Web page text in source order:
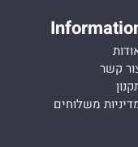
קשר
משלוחים